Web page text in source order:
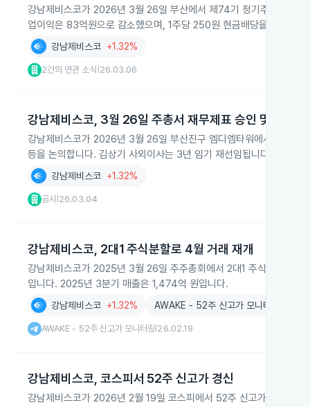
강남제비스코가 2026년 3월 26일 부산에서 제74기 정기주주총회
업이익은 83억원으로 감소했으며, 1주당 250원 현금배당을 결정했습
강남제비스코 +1.32%
2건의 연관 소식 26.03.06
강남제비스코, 3월 26일 주총서 재무제표 승인 및 이사
강남제비스코가 2026년 3월 26일 부산진구 엠디엠타워에서 주주총
등을 논의합니다. 김상기 사외이사는 3년 임기 재선임됩니다.
강남제비스코 +1.32%
공시 26.03.04
강남제비스코, 2대1 주식분할로 4월 거래 재개
강남제비스코가 2025년 3월 26일 주주총회에서 2대1 주식분할을
입니다. 2025년 3분기 매출은 1,474억 원입니다.
강남제비스코 +1.32% AWAKE - 52주 신고가 모니터링
AWAKE - 52주 신고가 모니터링 26.02.19
강남제비스코, 코스피서 52주 신고가 경신
강남제비스코가 2026년 2월 19일 코스피에서 52주 신고가를 기록